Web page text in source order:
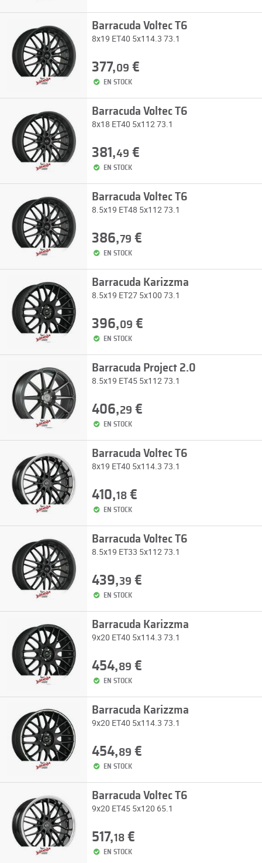
Barracuda Voltec T6
8x19 ET40 5x114.3 73.1
377,09 €
EN STOCK
Barracuda Voltec T6
8x18 ET40 5x112 73.1
381,49 €
EN STOCK
Barracuda Voltec T6
8.5x19 ET48 5x112 73.1
386,79 €
EN STOCK
Barracuda Karizzma
8.5x19 ET27 5x100 73.1
396,09 €
EN STOCK
Barracuda Project 2.0
8.5x19 ET45 5x112 73.1
406,29 €
EN STOCK
Barracuda Voltec T6
8x19 ET40 5x114.3 73.1
410,18€
EN STOCK
Barracuda Voltec T6
8.5x19 ET33 5x112 73.1
439,39 €
EN STOCK
Barracuda Karizzma
9x20 ET40 5x114.3 73.1
454,89 €
EN STOCK
Barracuda Karizzma
9x20 ET40 5x114.3 73.1
454,89 €
EN STOCK
Barracuda Voltec T6
9x20 ET45 5x120 65.1
517,18€
EN STOCK